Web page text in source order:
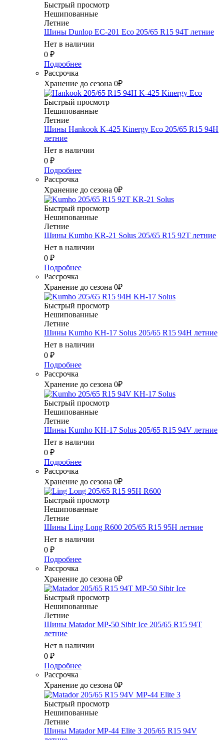
Быстрый просмотр
Нешипованные
Летние
Шины Dunlop EC-201 Eco 205/65 R15 94T летние
Нет в наличии
0 ₽
Подробнее
Рассрочка
Хранение до сезона 0₽
Быстрый просмотр
Нешипованные
Летние
Шины Hankook K-425 Kinergy Eco 205/65 R15 94H
летние
Нет в наличии
0 ₽
Подробнее
Рассрочка
Хранение до сезона 0₽
Быстрый просмотр
Нешипованные
Летние
Шины Kumho KR-21 Solus 205/65 R15 92T летние
Нет в наличии
0 ₽
Подробнее
Рассрочка
Хранение до сезона 0₽
Быстрый просмотр
Нешипованные
Летние
Шины Kumho KH-17 Solus 205/65 R15 94H летние
Нет в наличии
0 ₽
Подробнее
Рассрочка
Хранение до сезона 0₽
Быстрый просмотр
Нешипованные
Летние
Шины Kumho KH-17 Solus 205/65 R15 94V летние
Нет в наличии
0 ₽
Подробнее
Рассрочка
Хранение до сезона 0₽
Быстрый просмотр
Нешипованные
Летние
Шины Ling Long R600 205/65 R15 95H летние
Нет в наличии
0 ₽
Подробнее
Рассрочка
Хранение до сезона 0₽
Быстрый просмотр
Нешипованные
Летние
Шины Matador MP-50 Sibir Ice 205/65 R15 94T
летние
Нет в наличии
0 ₽
Подробнее
Рассрочка
Хранение до сезона 0₽
Быстрый просмотр
Нешипованные
Летние
Шины Matador MP-44 Elite 3 205/65 R15 94V